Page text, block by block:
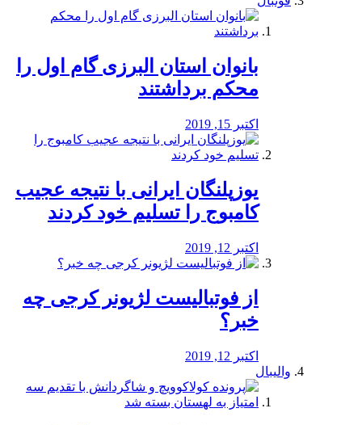
بانوان استان البرزی گام اول را
محكم برداشتند
اکتبر 15, 2019
یوزپلنگان ایرانی با نتیجه عجیب
کامبوج را تسلیم خود کردند
اکتبر 12, 2019
از فوتبالیست لژیونر کرجی چه
خبر؟
اکتبر 12, 2019
والیبال